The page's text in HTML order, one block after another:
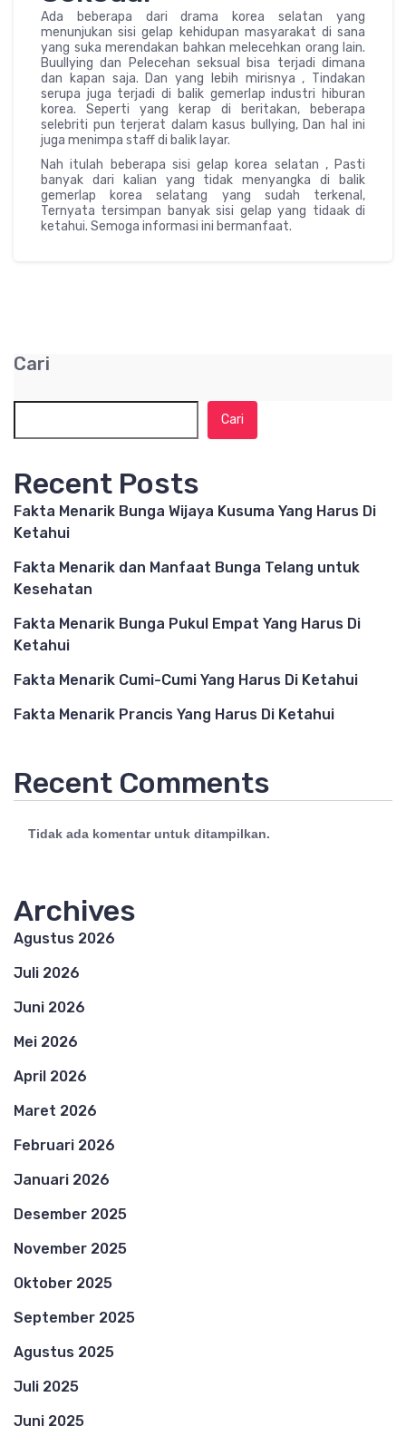
Ada beberapa dari drama korea selatan yang
menunjukan sisi gelap kehidupan masyarakat di sana
yang suka merendakan bahkan melecehkan orang lain.
Buullying dan Pelecehan seksual bisa terjadi dimana
dan kapan saja. Dan yang lebih mirisnya , Tindakan
serupa juga terjadi di balik gemerlap industri hiburan
korea. Seperti yang kerap di beritakan, beberapa
selebriti pun terjerat dalam kasus bullying, Dan hal ini
juga menimpa staff di balik layar.
Nah itulah beberapa sisi gelap korea selatan , Pasti
banyak dari kalian yang tidak menyangka di balik
gemerlap korea selatang yang sudah terkenal,
Ternyata tersimpan banyak sisi gelap yang tidaak di
ketahui. Semoga informasi ini bermanfaat.
Cari
Cari
Recent Posts
Fakta Menarik Bunga Wijaya Kusuma Yang Harus Di
Ketahui
Fakta Menarik dan Manfaat Bunga Telang untuk
Kesehatan
Fakta Menarik Bunga Pukul Empat Yang Harus Di
Ketahui
Fakta Menarik Cumi-Cumi Yang Harus Di Ketahui
Fakta Menarik Prancis Yang Harus Di Ketahui
Recent Comments
Tidak ada komentar untuk ditampilkan.
Archives
Agustus 2026
Juli 2026
Juni 2026
Mei 2026
April 2026
Maret 2026
Februari 2026
Januari 2026
Desember 2025
November 2025
Oktober 2025
September 2025
Agustus 2025
Juli 2025
Juni 2025